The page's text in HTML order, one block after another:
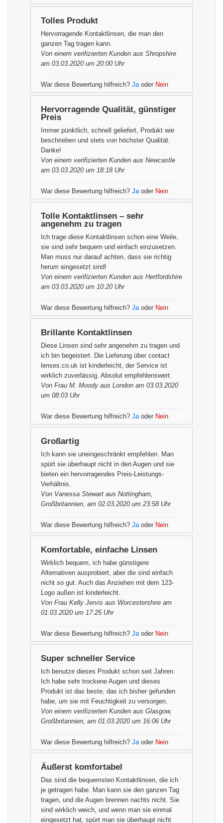
Tolles Produkt
Hervorragende Kontaktlinsen, die man den
ganzen Tag tragen kann.
Von einem verifizierten Kunden aus Shropshire
am 03.03.2020 um 20:00 Uhr
War diese Bewertung hilfreich? Ja oder Nein
Hervorragende Qualität, günstiger
Preis
Immer pünktlich, schnell geliefert, Produkt wie
beschrieben und stets von höchster Qualität.
Danke!
Von einem verifizierten Kunden aus Newcastle
am 03.03.2020 um 18:18 Uhr
War diese Bewertung hilfreich? Ja oder Nein
Tolle Kontaktlinsen – sehr
angenehm zu tragen
Ich trage diese Kontaktlinsen schon eine Weile,
sie sind sehr bequem und einfach einzusetzen.
Man muss nur darauf achten, dass sie richtig
herum eingesetzt sind!
Von einem verifizierten Kunden aus Hertfordshire
am 03.03.2020 um 10:20 Uhr
War diese Bewertung hilfreich? Ja oder Nein
Brillante Kontaktlinsen
Diese Linsen sind sehr angenehm zu tragen und
ich bin begeistert. Die Lieferung über contact
lenses.co.uk ist kinderleicht, der Service ist
wirklich zuverlässig. Absolut empfehlenswert.
Von Frau M. Moody aus London am 03.03.2020
um 08:03 Uhr
War diese Bewertung hilfreich? Ja oder Nein
Großartig
Ich kann sie uneingeschränkt empfehlen. Man
spürt sie überhaupt nicht in den Augen und sie
bieten ein hervorragendes Preis-Leistungs-
Verhältnis.
Von Vanessa Stewart aus Nottingham,
Großbritannien, am 02.03.2020 um 23:58 Uhr
War diese Bewertung hilfreich? Ja oder Nein
Komfortable, einfache Linsen
Wirklich bequem, ich habe günstigere
Alternativen ausprobiert, aber die sind einfach
nicht so gut. Auch das Anziehen mit dem 123-
Logo außen ist kinderleicht.
Von Frau Kelly Jervis aus Worcestershire am
01.03.2020 um 17:25 Uhr
War diese Bewertung hilfreich? Ja oder Nein
Super schneller Service
Ich benutze dieses Produkt schon seit Jahren.
Ich habe sehr trockene Augen und dieses
Produkt ist das beste, das ich bisher gefunden
habe, um sie mit Feuchtigkeit zu versorgen.
Von einem verifizierten Kunden aus Glasgow,
Großbritannien, am 01.03.2020 um 16:06 Uhr
War diese Bewertung hilfreich? Ja oder Nein
Äußerst komfortabel
Das sind die bequemsten Kontaktlinsen, die ich
je getragen habe. Man kann sie den ganzen Tag
tragen, und die Augen brennen nachts nicht. Sie
sind wirklich weich, und wenn man sie einmal
eingesetzt hat, spürt man sie überhaupt nicht